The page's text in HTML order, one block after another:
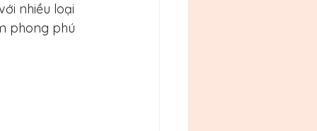
nhiều loại
phong phú